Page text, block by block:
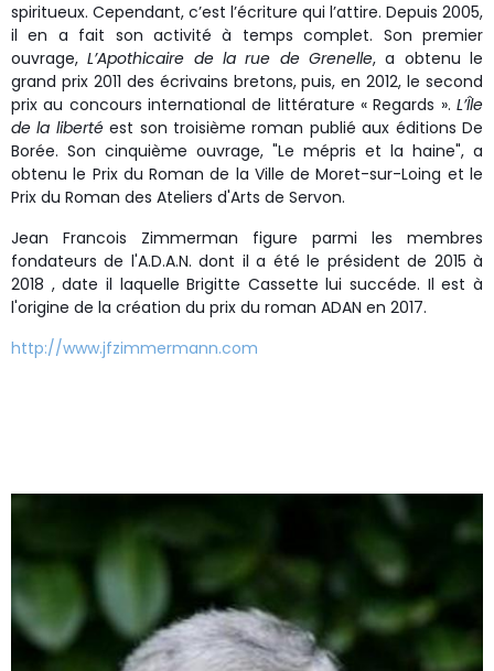
spiritueux. Cependant, c’est l’écriture qui l’attire. Depuis 2005,
il en a fait son activité à temps complet. Son premier
ouvrage,L’Apothicaire de la rue de Grenelle, a obtenu le
grand prix 2011 des écrivains bretons, puis, en 2012, le second
prix au concours international de littérature « Regards ». L’Île
de la libertéest son troisième roman publié aux éditions De
Borée. Son cinquième ouvrage, "Le mépris et la haine", a
obtenu le Prix du Roman de la Ville de Moret-sur-Loing et le
Prix du Roman des Ateliers d'Arts de Servon.
Jean Francois Zimmerman figure parmi les membres
fondateurs de l'A.D.A.N. dont il a été le président de 2015 à
2018 , date il laquelle Brigitte Cassette lui succéde. Il est à
l'origine de la création du prix du roman ADAN en 2017.
http://www.jfzimmermann.com